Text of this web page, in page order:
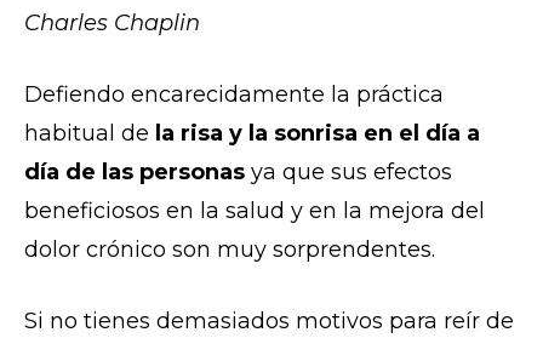
Charles Chaplin
Defiendo encarecidamente la práctica
habitual de la risa y la sonrisa en el día a
día de las personas ya que sus efectos
beneficiosos en la salud y en la mejora del
dolor crónico son muy sorprendentes.
Si no tienes demasiados motivos para reír de